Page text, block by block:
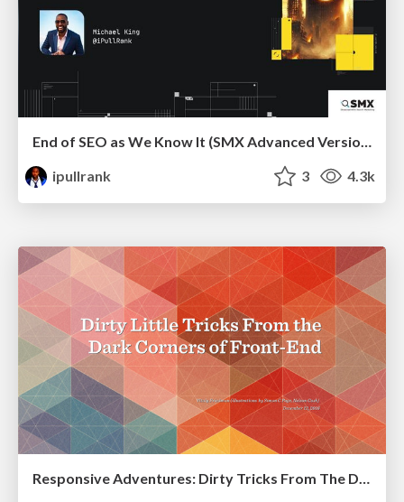
End of SEO as We Know It (SMX Advanced Version)
ipullrank
3 4.3k
Responsive Adventures: Dirty Tricks From The Dark Corners of Front-End